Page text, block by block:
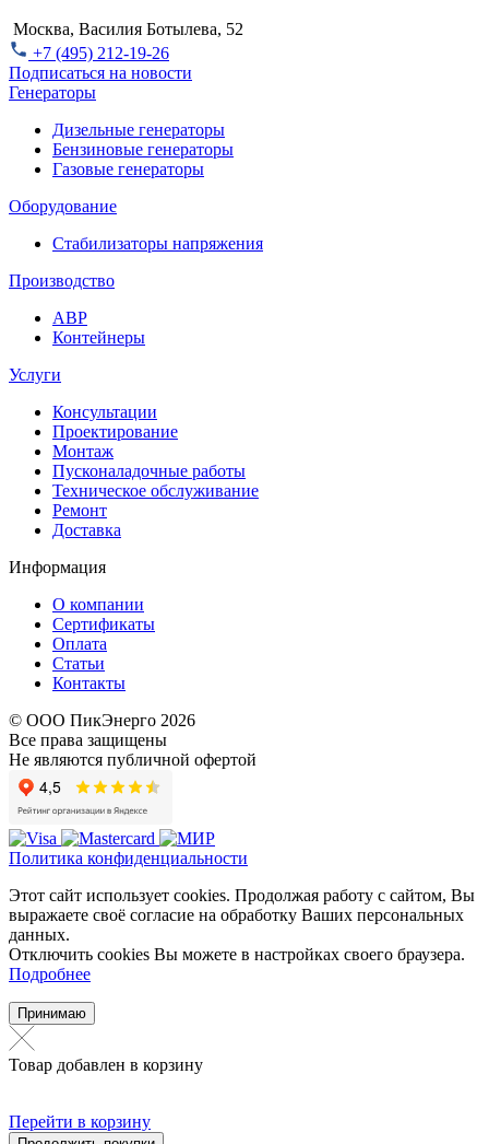
Москва, Василия Ботылева, 52
+7 (495) 212-19-26
Подписаться на новости
Генераторы
Дизельные генераторы
Бензиновые генераторы
Газовые генераторы
Оборудование
Стабилизаторы напряжения
Производство
АВР
Контейнеры
Услуги
Консультации
Проектирование
Монтаж
Пусконаладочные работы
Техническое обслуживание
Ремонт
Доставка
Информация
О компании
Сертификаты
Оплата
Статьи
Контакты
© ООО ПикЭнерго 2026
Все права защищены
Не являются публичной офертой
Политика конфиденциальности
Этот сайт использует cookies. Продолжая работу с сайтом, Вы
выражаете своё согласие на обработку Ваших персональных
данных.
Отключить cookies Вы можете в настройках своего браузера.
Подробнее
Принимаю
Товар добавлен в корзину
Перейти в корзину